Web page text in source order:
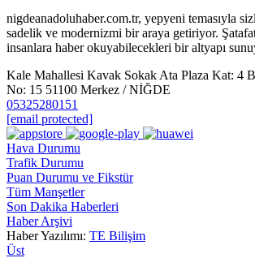
nigdeanadoluhaber.com.tr, yepyeni temasıyla
sadelik ve modernizmi bir araya getiriyor.
insanlara haber okuyabilecekleri bir altyapı
Kale Mahallesi Kavak Sokak Ata Plaza Kat: 4
No: 15 51100 Merkez / NİĞDE
05325280151
[email protected]
Hava Durumu
Trafik Durumu
Puan Durumu ve Fikstür
Tüm Manşetler
Son Dakika Haberleri
Haber Arşivi
Haber Yazılımı: TE Bilişim
Üst